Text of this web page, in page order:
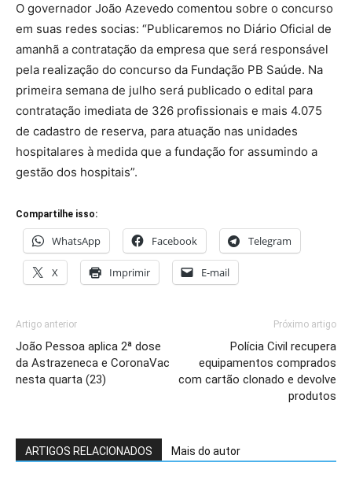
O governador João Azevedo comentou sobre o concurso
em suas redes socias: “Publicaremos no Diário Oficial de
amanhã a contratação da empresa que será responsável
pela realização do concurso da Fundação PB Saúde. Na
primeira semana de julho será publicado o edital para
contratação imediata de 326 profissionais e mais 4.075
de cadastro de reserva, para atuação nas unidades
hospitalares à medida que a fundação for assumindo a
gestão dos hospitais”.
Compartilhe isso:
WhatsApp Facebook Telegram
X Imprimir E-mail
Artigo anterior
João Pessoa aplica 2ª dose
da Astrazeneca e CoronaVac
nesta quarta (23)
Próximo artigo
Polícia Civil recupera
equipamentos comprados
com cartão clonado e devolve
produtos
ARTIGOS RELACIONADOS Mais do autor